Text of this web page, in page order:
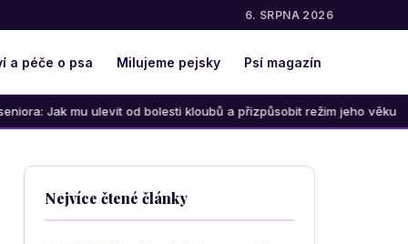
6. SRPNA 2026
a péče o psa Milujeme pejsky Psí magazín
od bolesti kloubů a přizpůsobit režim jeho věku Jak
Nejvíce čtené články